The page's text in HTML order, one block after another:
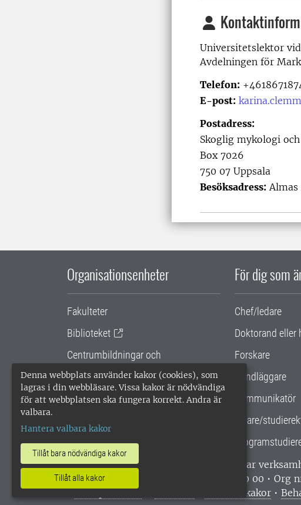
Denna webbplats använder kakor (cookies), som
lagras i din webbläsare. Vissa kakor är nödvändiga
för att webbplatsen ska fungera korrekt. Andra är
valbara.
Hantera valbara kakor
Tillåt bara nödvändiga kakor
Tillåt alla kakor
Universitetslektor vid
Avdelningen för
Telefon:
E-post:
Postadress:
Skoglig mykologi
Box 7026
750 07 Uppsala
Besöksadress: Almas
Organisationsenheter
Fakulteter
Biblioteket
Centrumbildningar och
samarbetsprojekt
Gemensamma verksamhetsstödet
För dig som
Chef/ledare
Doktorand eller
Forskare
Handläggare
Kommunikatör
Lärare/
SLU, Sveriges lantbruksuniversitet, har
enligt ISO 14001. •
Telefon: 018-67 10 00 • Org
webbplatser
Hantera kakor •